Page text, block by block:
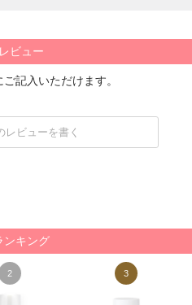
ビュー
ご記入いただけます。
レビューを書く
ンキング
2 3